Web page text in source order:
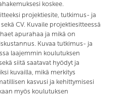
koskee.
projektiesite, tutkimus- ja
CV. Kuvaile projektiesitteessä
apurahaa ja mikä on
Kuvaa tutkimus- ja
laajemmin koulutuksen
siitä saatavat hyödyt ja
kuvailla, mikä merkitys
kasvusi ja kehittymisesi
myös koulutuksen